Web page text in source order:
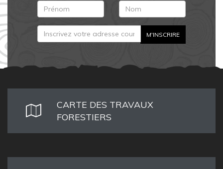
CARTE DES TRAVAUX
FORESTIERS